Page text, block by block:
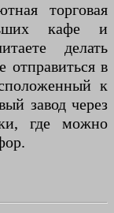
торговая
кафе и
делать
в
к
завод через
где можно